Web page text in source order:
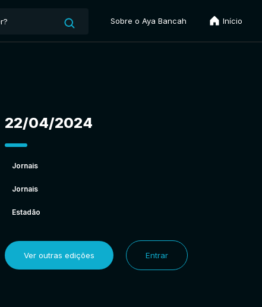
Sobre o Aya Bancah Início
22/04/2024
Jornais
Jornais
Estadão
Ver outras edições Entrar